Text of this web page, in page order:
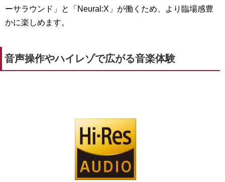
ーサラウンド」と「Neural:X」が働くため、より臨場感豊
かに楽しめます。
音声操作やハイレゾで広がる音楽体験